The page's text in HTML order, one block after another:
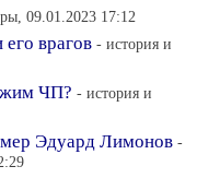
09.01.2023 17:12
врагов - история и
ЧП? - история и
Эдуард Лимонов -